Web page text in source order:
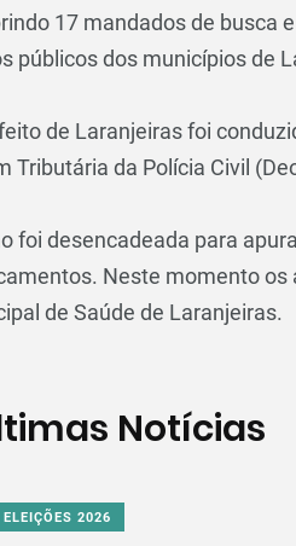
17 mandados de busca
públicos dos municípios de
de Laranjeiras foi
Tributária da Polícia Civil
foi desencadeada para
Neste momento os
de Saúde de Laranjeiras.
Notícias
ELEIÇÕES 2026